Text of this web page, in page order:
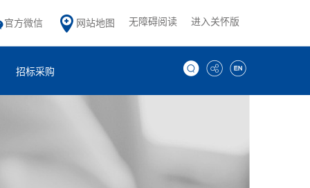
官方微信 网站地图 无障碍阅读 进入关怀版
招标采购